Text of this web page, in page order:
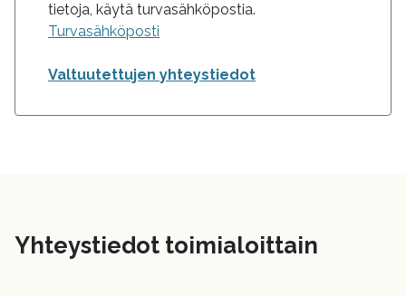
tietoja, käytä turvasähköpostia.
Turvasähköposti
Valtuutettujen yhteystiedot
Yhteystiedot toimialoittain